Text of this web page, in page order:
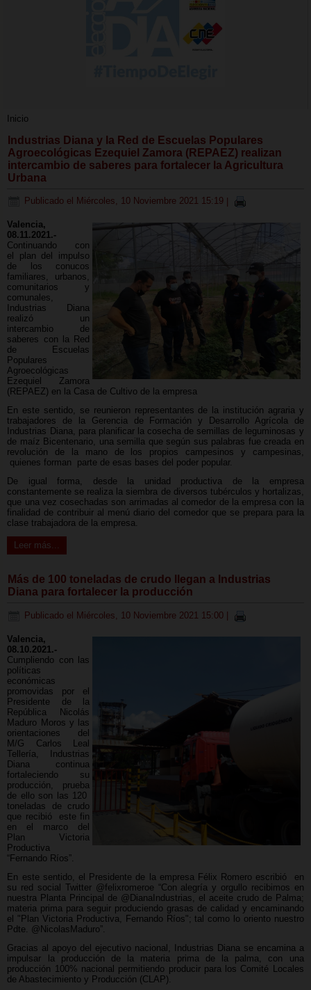
Inicio
Industrias Diana y la Red de Escuelas Populares
Agroecológicas Ezequiel Zamora (REPAEZ) realizan
intercambio de saberes para fortalecer la Agricultura
Urbana
Publicado el Miércoles, 10 Noviembre 2021 15:19 |
Valencia,
08.11.2021.-
Continuando con
el plan del impulso
de los conucos
familiares, urbanos,
comunitarios y
comunales,
Industrias Diana
realizó un
intercambio de
saberes con la Red
de Escuelas
Populares
Agroecológicas
Ezequiel Zamora
(REPAEZ) en la Casa de Cultivo de la empresa
En este sentido, se reunieron representantes de la institución agraria y
trabajadores de la Gerencia de Formación y Desarrollo Agrícola de
Industrias Diana, para planificar la cosecha de semillas de leguminosas y
de maíz Bicentenario, una semilla que según sus palabras fue creada en
revolución de la mano de los propios campesinos y campesinas,
quienes forman parte de esas bases del poder popular.
De igual forma, desde la unidad productiva de la empresa
constantemente se realiza la siembra de diversos tubérculos y hortalizas,
que una vez cosechadas son arrimadas al comedor de la empresa con la
finalidad de contribuir al menú diario del comedor que se prepara para la
clase trabajadora de la empresa.
Leer más...
Más de 100 toneladas de crudo llegan a Industrias
Diana para fortalecer la producción
Publicado el Miércoles, 10 Noviembre 2021 15:00
Valencia,
08.10.2021.-
Cumpliendo con las
políticas
económicas
promovidas por el
Presidente de la
República Nicolás
Maduro Moros y las
orientaciones del
M/G Carlos Leal
Tellería, Industrias
Diana continua
fortaleciendo su
producción, prueba
de ello son las 120
toneladas de crudo
que recibió este fin
en el marco del
Plan Victoria
Productiva
“Fernando Ríos”.
En este sentido, el Presidente de la empresa Félix Romero escribió en
su red social Twitter @felixromeroe “Con alegría y orgullo recibimos en
nuestra Planta Principal de @DianaIndustrias , el aceite crudo de Palma;
materia prima para seguir produciendo grasas de calidad y encaminando
el "Plan Victoria Productiva, Fernando Ríos"; tal como lo oriento nuestro
Pdte. @NicolasMaduro”.
Gracias al apoyo del ejecutivo nacional, Industrias Diana se encamina a
impulsar la producción de la materia prima de la palma, con una
producción 100% nacional permitiendo producir para los Comité Locales
de Abastecimiento y Producción (CLAP).